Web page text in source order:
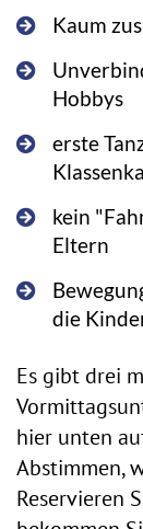
Kaum
Hobbys
erste
kein
Eltern
die
Es gibt drei
hier unten
Abstimmen,
Reservieren